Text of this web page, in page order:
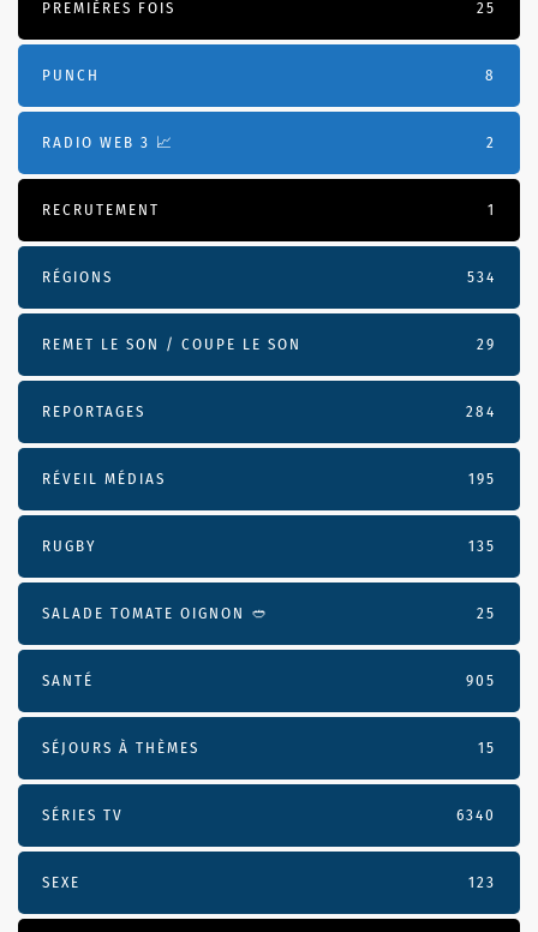
PREMIÈRES FOIS 25
PUNCH 8
RADIO WEB 3 📈 2
RECRUTEMENT 1
RÉGIONS 534
REMET LE SON / COUPE LE SON 29
REPORTAGES 284
RÉVEIL MÉDIAS 195
RUGBY 135
SALADE TOMATE OIGNON 🥙 25
SANTÉ 905
SÉJOURS À THÈMES 15
SÉRIES TV 6340
SEXE 123